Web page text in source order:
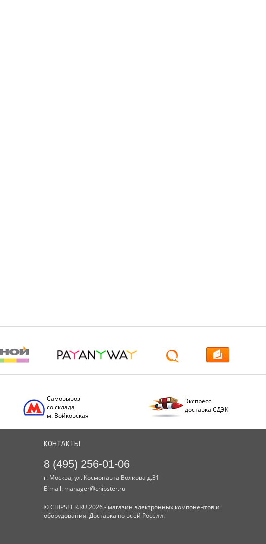
Самовывоз
со склада
м. Войковская
Экспресс
доставка СДЭК
КОНТАКТЫ
8 (495) 256-01-06
г. Москва, ул. Космонавта Волкова д.31
E-mail: manager@chipster.ru
© CHIPSTER.RU 2026 - магазин электронных компонентов и
оборудования. Доставка по всей России.